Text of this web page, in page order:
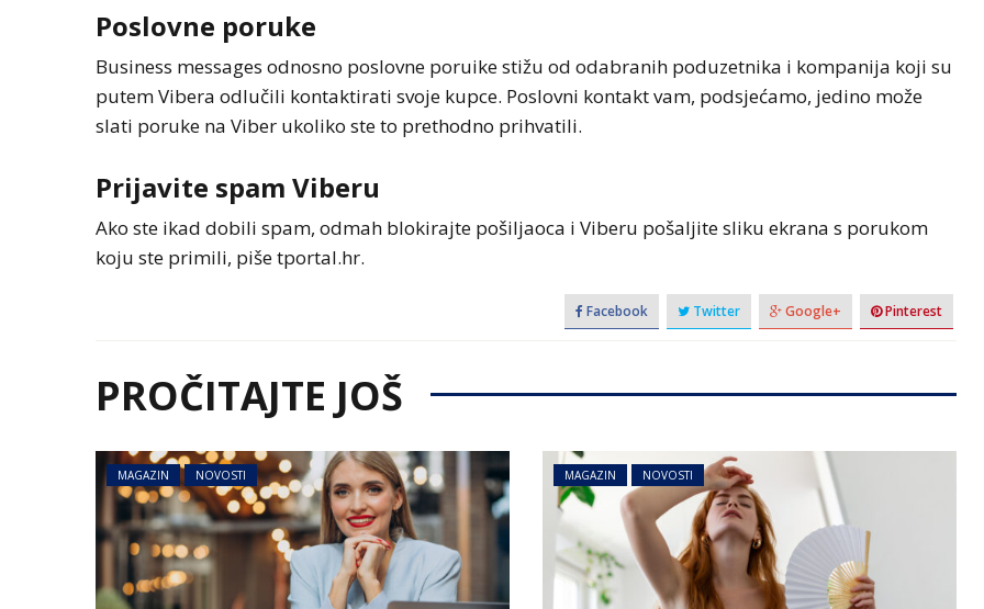
Poslovne poruke
Business messages odnosno poslovne poruike stižu od odabranih poduzetnika i kompanija koji su
putem Vibera odlučili kontaktirati svoje kupce. Poslovni kontakt vam, podsjećamo, jedino može
slati poruke na Viber ukoliko ste to prethodno prihvatili.
Prijavite spam Viberu
Ako ste ikad dobili spam, odmah blokirajte pošiljaoca i Viberu pošaljite sliku ekrana s porukom
koju ste primili, piše tportal.hr.
Facebook Twitter Google+ Pinterest
PROČITAJTE JOŠ
MAGAZIN NOVOSTI MAGAZIN NOVOSTI